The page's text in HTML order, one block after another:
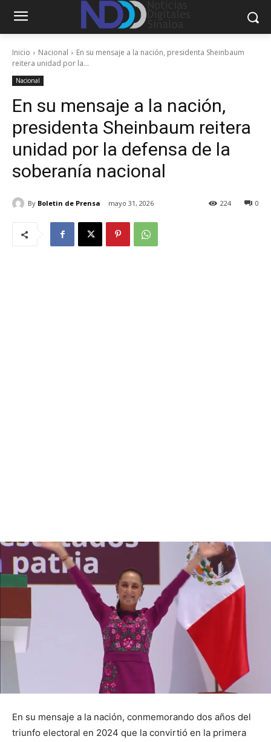
Inicio Nacional
En su mensaje a la nación, presidenta Sheinbaum
reitera unidad por la...
Nacional
En su mensaje a la nación,
presidenta Sheinbaum reitera
unidad por la defensa de la
soberanía nacional
By Boletin de Prensa mayo 31, 2026 0
224
En su mensaje a la nación, conmemorando dos años del
triunfo electoral en 2024 que la convirtió en la primera